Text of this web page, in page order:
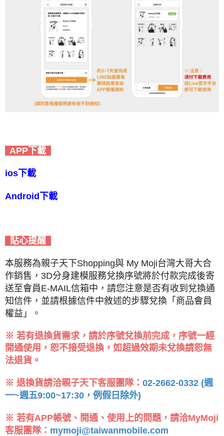
APP下載
ios下載
Android下載
貼心提醒
本服務為親子天下Shopping與 My Moji台灣大哥大合
作銷售，3D分身建模服務兌換序號將於付款完成後寄
送至會員E-MAIL信箱中，請您注意是否有收到兌換通
知信件，並請根據信件中敘述的步驟兌換「商品會員
權益」。
※ 若有退換貨需求，請於序號兌換前完成，序號一經
開通使用，恕不接受退換，如超過效期未兌換請恕無
法退貨。
※ 退換貨請洽親子天下客服團隊： 02-2662-0332 (週
一~週五9:00~17:30，例假日除外)
※ 若有APP帳號、開通、使用上的問題，請洽MyMoji
客服團隊： mymoji@taiwanmobile.com